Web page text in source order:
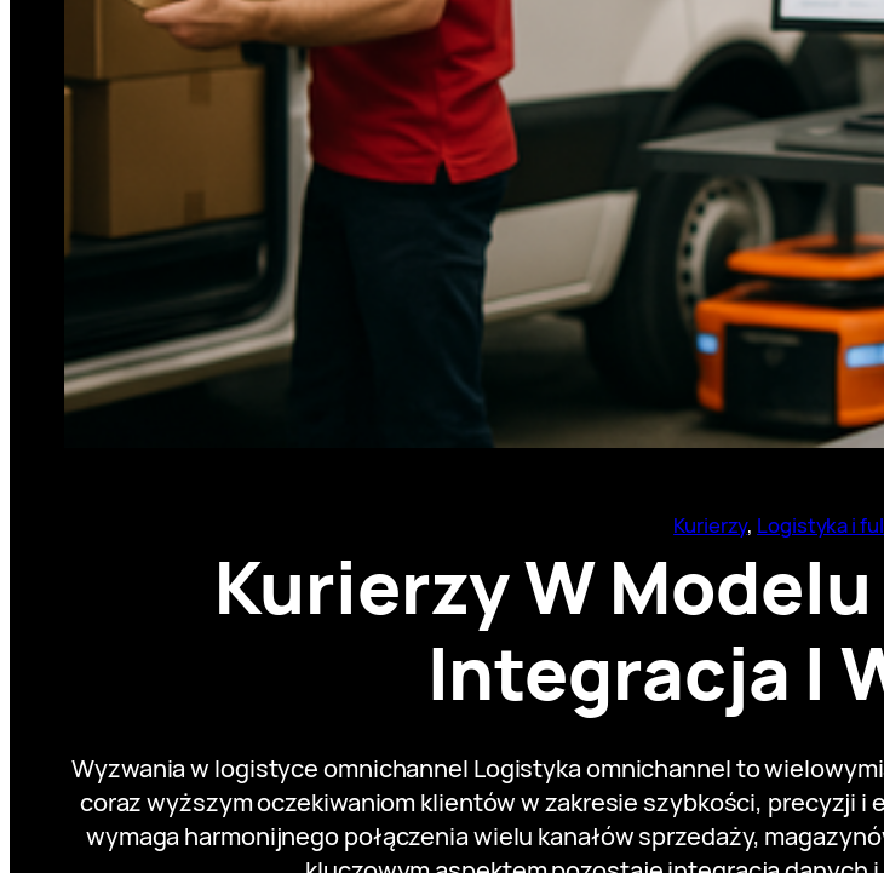
Kurierzy, Logistyka i
Kurierzy W
Integracja I
Wyzwania w logistyce omnichannel Logistyka omnichannel to
coraz wyższym oczekiwaniom klientów w zakresie szybkości, precyzji
wymaga harmonijnego połączenia wielu kanałów sprzedaży,